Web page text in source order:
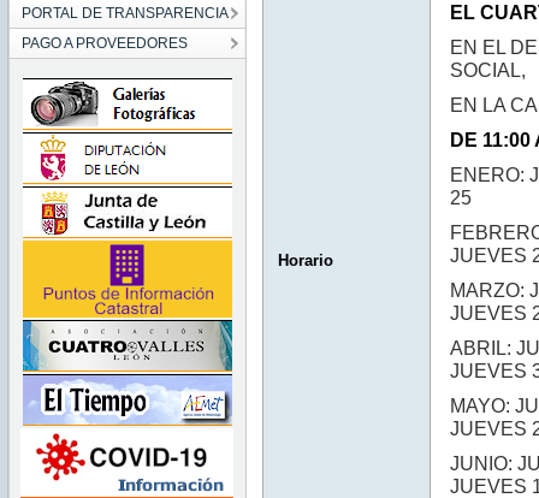
PORTAL DE TRANSPARENCIA
PAGO A PROVEEDORES
Horario
EL
EN EL
SOCIAL,
EN LA
DE 11:00
25
JUEVES
JUEVES
ABRIL:
JUEVES
MAYO:
JUEVES
JUNIO:
JUEVES